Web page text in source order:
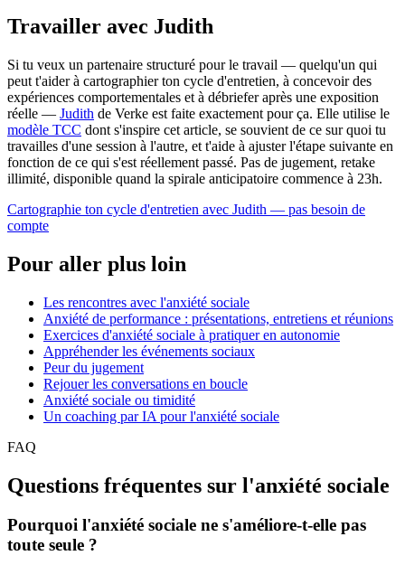
Travailler avec Judith
Si tu veux un partenaire structuré pour le travail — quelqu'un qui
peut t'aider à cartographier ton cycle d'entretien, à concevoir des
expériences comportementales et à débriefer après une exposition
réelle — Judith de Verke est faite exactement pour ça. Elle utilise le
modèle TCC dont s'inspire cet article, se souvient de ce sur quoi tu
travailles d'une session à l'autre, et t'aide à ajuster l'étape suivante en
fonction de ce qui s'est réellement passé. Pas de jugement, retake
illimité, disponible quand la spirale anticipatoire commence à 23h.
Cartographie ton cycle d'entretien avec Judith — pas besoin de
compte
Pour aller plus loin
Les rencontres avec l'anxiété sociale
Anxiété de performance : présentations, entretiens et réunions
Exercices d'anxiété sociale à pratiquer en autonomie
Appréhender les événements sociaux
Peur du jugement
Rejouer les conversations en boucle
Anxiété sociale ou timidité
Un coaching par IA pour l'anxiété sociale
FAQ
Questions fréquentes sur l'anxiété sociale
Pourquoi l'anxiété sociale ne s'améliore-t-elle pas
toute seule ?